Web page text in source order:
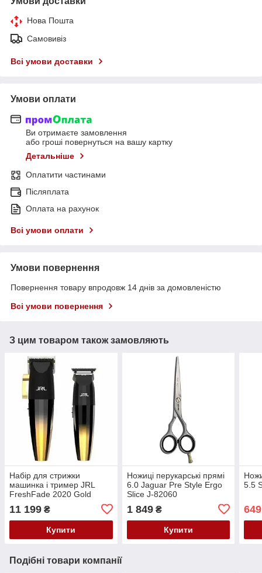
Нова Пошта
Самовивіз
Всі умови доставки
Умови оплати
Ви отримаєте замовлення
або гроші повернуться на вашу картку
Детальніше
Оплатити частинами
Післяплата
Оплата на рахунок
Всі умови оплати
Умови повернення
Повернення товару впродовж 14 днів за домовленістю
Всі умови повернення
З цим товаром також замовляють
Набір для стрижки
машинка і тример JRL
FreshFade 2020 Gold
11 199 ₴
Купити
Ножиці перукарські прямі
6.0 Jaguar Pre Style Ergo
Slice J-82060
1 849₴
Купити
5.5
649
Подібні товари компанії